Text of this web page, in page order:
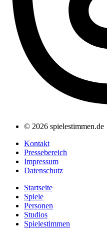
© 2026 spielestimmen.de
Kontakt
Pressebereich
Impressum
Datenschutz
Startseite
Spiele
Personen
Studios
Spielestimmen